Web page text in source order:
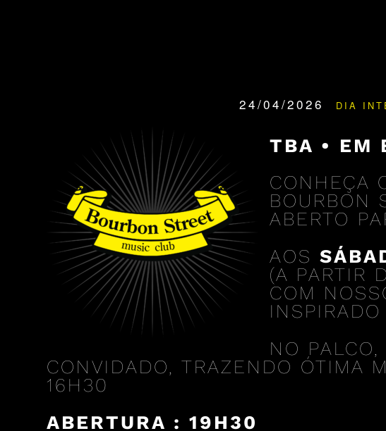
24/04/2026 DIA
TBA • EM
CONHEÇA
BOURBON
ABERTO
AOS
(A PARTIR
COM
NO
CONVIDADO, TRAZENDO ÓTIMA
16H30
ABERTURA : 19H30